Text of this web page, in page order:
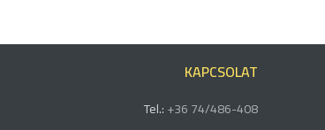
KAPCSOLAT
Tel.:+36 74/486-408